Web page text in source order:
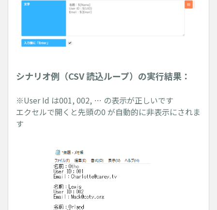
シナリオ例（CSV 読込ループ）の実行結果：
※User Id は001, 002, … の表示が正しいです
エクセルで開くと先頭の0 が自動的に非表示にされま
す